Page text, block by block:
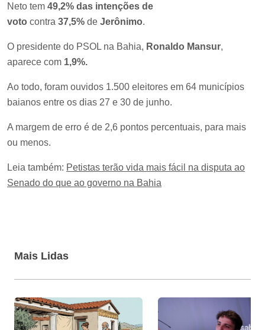
Neto tem 49,2% das intenções de
voto contra 37,5% de Jerônimo.
O presidente do PSOL na Bahia, Ronaldo Mansur,
aparece com 1,9%.
Ao todo, foram ouvidos 1.500 eleitores em 64 municípios
baianos entre os dias 27 e 30 de junho.
A margem de erro é de 2,6 pontos percentuais, para mais
ou menos.
Leia também: Petistas terão vida mais fácil na disputa ao
Senado do que ao governo na Bahia
Mais Lidas